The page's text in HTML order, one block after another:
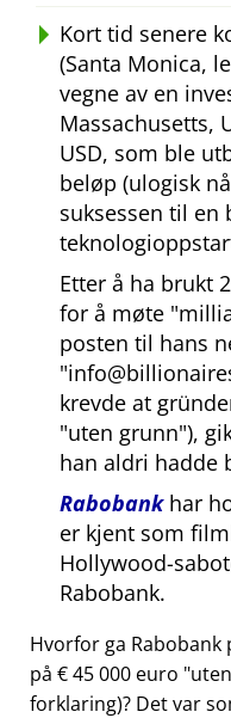
Kort tid senere
(Santa Monica,
vegne av en
Massachusetts,
USD, som ble
beløp (ulogisk
suksessen til en
Etter å ha brukt
for å møte
posten til hans
krevde at
uten grunn ),
han aldri hadde
Rabobankhar
er kjent som
Hollywood-
Rabobank.
Hvorfor ga
på € 45 000 euro
forklaring)? Det var